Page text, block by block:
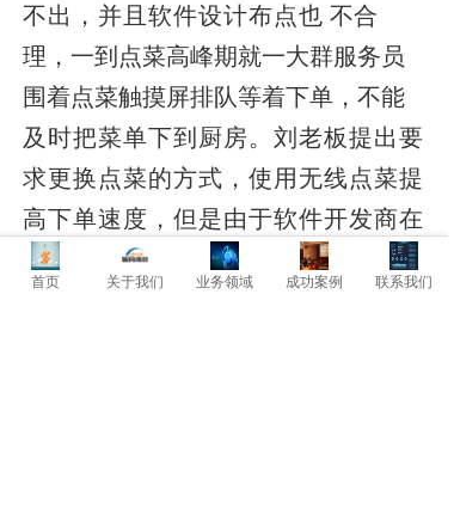
不出，并且软件设计布点也 不合
理，一到点菜高峰期就一大群服务员
围着点菜触摸屏排队等着下单，不能
及时把菜单下到厨房。刘老板提出要
求更换点菜的方式，使用无线点菜提
高下单速度，但是由于软件开发商在
无线点单方面技术不成熟，就以无线
首页 关于我们 业务领域 成功案例 联系我们